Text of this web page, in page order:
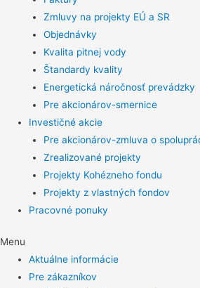
Zmluvy na projekty EÚ a SR
Objednávky
Kvalita pitnej vody
Štandardy kvality
Energetická náročnosť prevádzky
Pre akcionárov-smernice
Investičné akcie
Pre akcionárov-zmluva o
Zrealizované projekty
Projekty Kohézneho fondu
Projekty z vlastných fondov
Pracovné ponuky
Menu
Aktuálne informácie
Pre zákazníkov